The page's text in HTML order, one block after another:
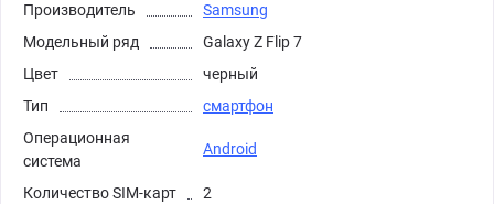
Производитель
Samsung
Модельный ряд
Galaxy Z Flip 7
Цвет
черный
Тип
смартфон
Операционная
система
Android
Количество SIM-карт
2